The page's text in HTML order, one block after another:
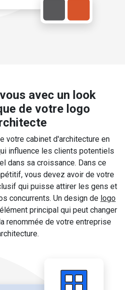
avec un look
de votre logo
votre cabinet d'architecture en
influence les clients potentiels
dans sa croissance. Dans ce
vous devez avoir de votre
qui puisse attirer les gens et
concurrents. Un design de logo
principal qui peut changer
renommée de votre entreprise